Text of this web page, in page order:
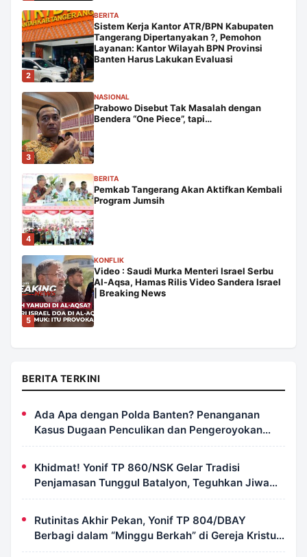
2
BERITA
Sistem Kerja Kantor ATR/BPN Kabupaten
Tangerang Dipertanyakan ?, Pemohon
Layanan: Kantor Wilayah BPN Provinsi
Banten Harus Lakukan Evaluasi
3
NASIONAL
Prabowo Disebut Tak Masalah dengan
Bendera “One Piece”, tapi…
4
BERITA
Pemkab Tangerang Akan Aktifkan Kembali
Program Jumsih
5
KONFLIK
Video : Saudi Murka Menteri Israel Serbu
Al-Aqsa, Hamas Rilis Video Sandera Israel
| Breaking News
BERITA TERKINI
Ada Apa dengan Polda Banten? Penanganan
Kasus Dugaan Penculikan dan Pengeroyokan
Aktivis UUN Dipertanyakan
Khidmat! Yonif TP 860/NSK Gelar Tradisi
Penjamasan Tunggul Batalyon, Teguhkan Jiwa
Korsa Prajurit
Rutinitas Akhir Pekan, Yonif TP 804/DBAY
Berbagi dalam “Minggu Berkah” di Gereja Kristus
Ajaib Kimi